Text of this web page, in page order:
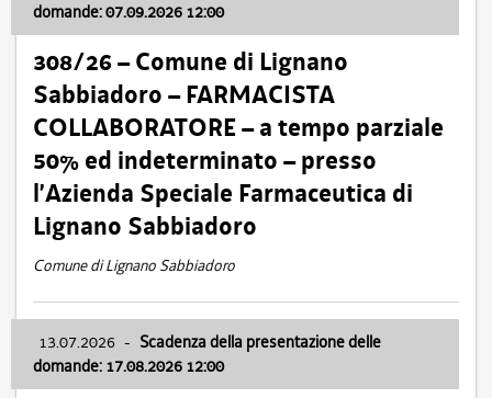
domande: 07.09.2026 12:00
308/26 – Comune di Lignano
Sabbiadoro – FARMACISTA
COLLABORATORE – a tempo parziale
50% ed indeterminato – presso
l’Azienda Speciale Farmaceutica di
Lignano Sabbiadoro
Comune di Lignano Sabbiadoro
13.07.2026 - Scadenza della presentazione delle
domande: 17.08.2026 12:00